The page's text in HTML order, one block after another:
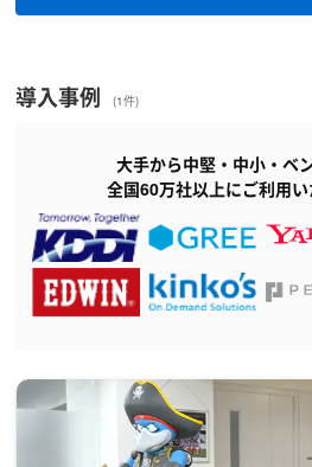
ゲーム・アニメ・玩具
生花・園芸・造園 美
スポーツ・フィットネス
旅行・観光・グルメ ホ
流通・運輸・交通 工
卸売・小売
導入事例 (1件)
大手から中堅・中小・ベ
全国60万社以上にご利用